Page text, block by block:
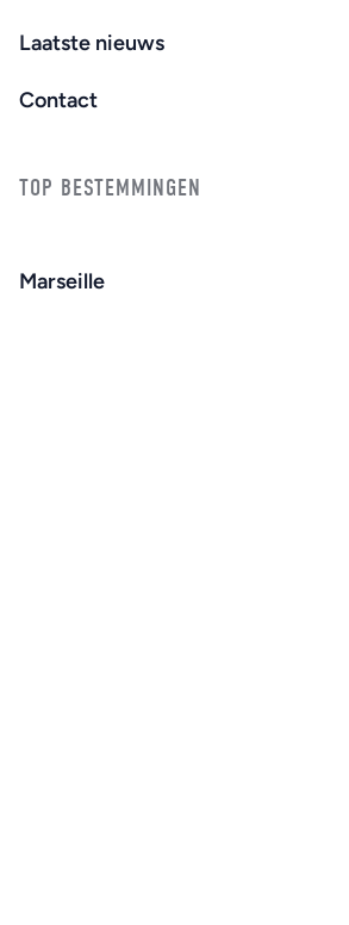
Laatste nieuws
Contact
TOP BESTEMMINGEN
Marseille